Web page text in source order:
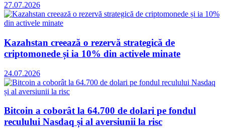
27.07.2026
Kazahstan creează o rezervă strategică de
criptomonede și ia 10% din activele minate
24.07.2026
Bitcoin a coborât la 64.700 de dolari pe fondul
reculului Nasdaq și al aversiunii la risc